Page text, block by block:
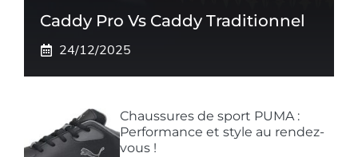
Caddy Pro Vs Caddy Traditionnel
24/12/2025
Chaussures de sport PUMA :
Performance et style au rendez-
vous !